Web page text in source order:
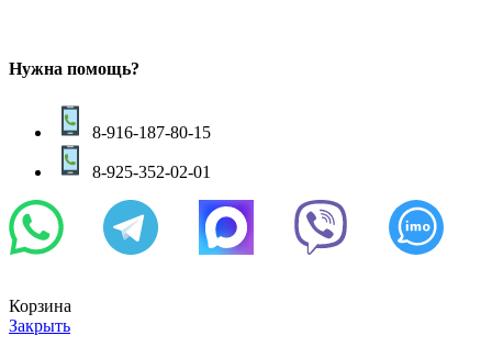
Нужна помощь?
8-916-187-80-15
8-925-352-02-01
Корзина
Закрыть